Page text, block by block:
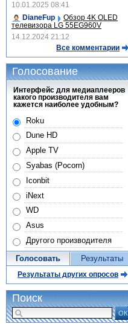
10.01.2025 08:41
DianeFup
Обзор 4K OLED
телевизора LG 55EG960V
14.12.2024 21:12
Все комментарии
Голосование
Интерфейс для медиаплееров
какого производителя вам
кажется наиболее удобным?
Roku
Dune HD
Apple TV
Syabas (Pocorn)
Iconbit
iNext
WD
Asus
Другого производителя
Голосовать Результаты
Результаты других опросов
Поиск
ОК